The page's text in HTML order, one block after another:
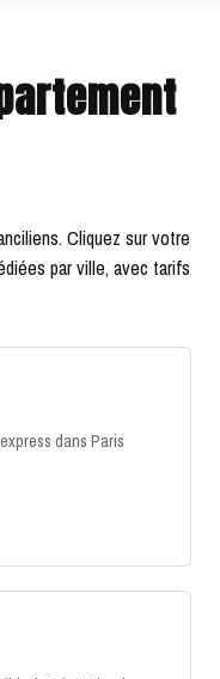
Cliquez sur votre
par ville, avec tarifs
dans Paris